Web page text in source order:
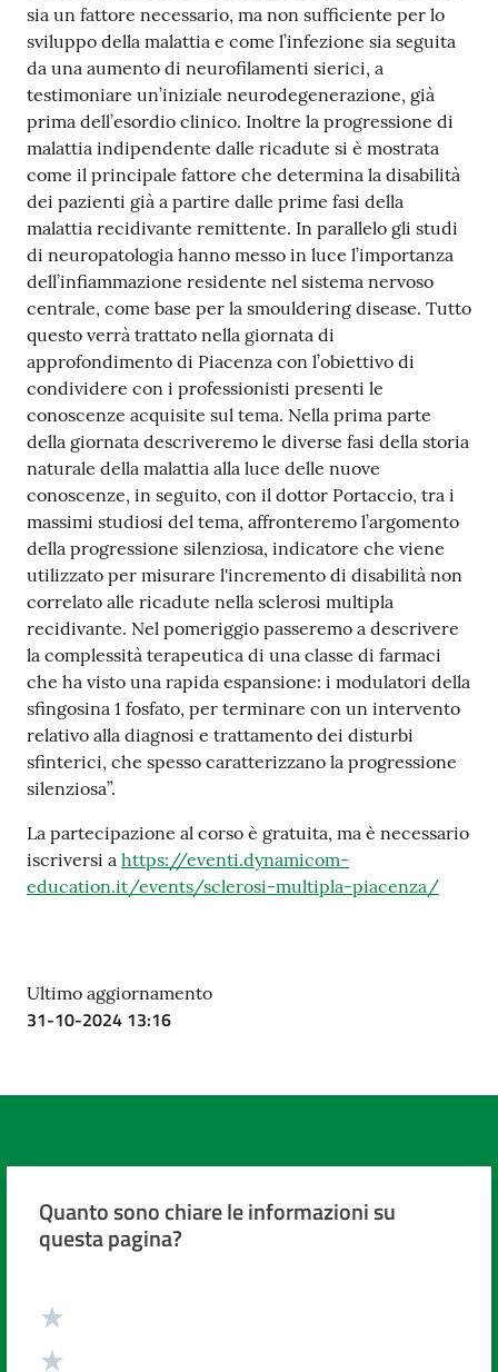
sia un fattore necessario, ma non sufficiente per lo
sviluppo della malattia e come l’infezione sia seguita
da una aumento di neurofilamenti sierici, a
testimoniare un’iniziale neurodegenerazione, già
prima dell’esordio clinico. Inoltre la progressione di
malattia indipendente dalle ricadute si è mostrata
come il principale fattore che determina la disabilità
dei pazienti già a partire dalle prime fasi della
malattia recidivante remittente. In parallelo gli studi
di neuropatologia hanno messo in luce l’importanza
dell’infiammazione residente nel sistema nervoso
centrale, come base per la smouldering disease. Tutto
questo verrà trattato nella giornata di
approfondimento di Piacenza con l’obiettivo di
condividere con i professionisti presenti le
conoscenze acquisite sul tema. Nella prima parte
della giornata descriveremo le diverse fasi della storia
naturale della malattia alla luce delle nuove
conoscenze, in seguito, con il dottor Portaccio, tra i
massimi studiosi del tema, affronteremo l’argomento
della progressione silenziosa, indicatore che viene
utilizzato per misurare l'incremento di disabilità non
correlato alle ricadute nella sclerosi multipla
recidivante. Nel pomeriggio passeremo a descrivere
la complessità terapeutica di una classe di farmaci
che ha visto una rapida espansione: i modulatori della
sfingosina 1 fosfato, per terminare con un intervento
relativo alla diagnosi e trattamento dei disturbi
sfinterici, che spesso caratterizzano la progressione
silenziosa”.
La partecipazione al corso è gratuita, ma è necessario
iscriversi a https://eventi.dynamicom-
education.it/events/sclerosi-multipla-piacenza/
Ultimo aggiornamento
31-10-2024 13:16
Quanto sono chiare le informazioni su
questa pagina?